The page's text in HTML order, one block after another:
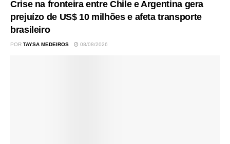
Crise na fronteira entre Chile e Argentina gera
prejuízo de US$ 10 milhões e afeta transporte
brasileiro
POR TAYSA MEDEIROS 08/08/2026